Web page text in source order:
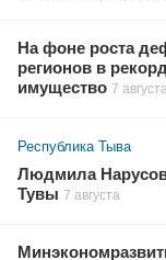
На фоне роста
регионов в
имущество 7 августа
Республика Тыва
Людмила
Тувы 7 августа